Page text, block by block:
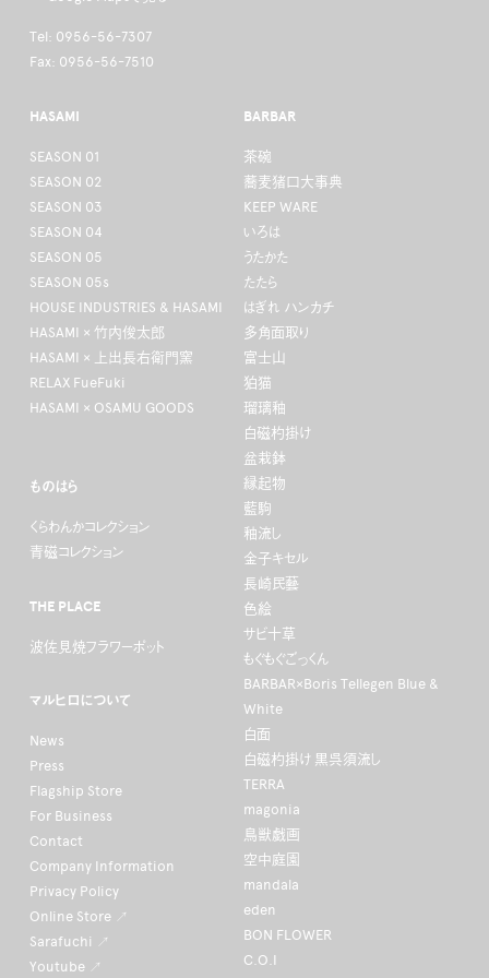
Tel: 0956-56-7307
Fax: 0956-56-7510
HASAMI
SEASON 01
SEASON 02
SEASON 03
SEASON 04
SEASON 05
SEASON 05s
HOUSE INDUSTRIES & HASAMI
HASAMI × 竹内俊太郎
HASAMI × 上出長右衛門窯
RELAX FueFuki
HASAMI × OSAMU GOODS
BARBAR
茶碗
蕎麦猪口大事典
KEEP WARE
いろは
うたかた
たたら
はぎれ ハンカチ
多角面取り
富士山
狛猫
瑠璃釉
白磁杓掛け
盆栽鉢
縁起物
藍駒
釉流し
金子キセル
長崎民藝
色絵
サビ十草
もぐもぐごっくん
BARBAR×Boris Tellegen Blue &
White
白面
白磁杓掛け 黒呉須流し
TERRA
magonia
鳥獣戯画
空中庭園
mandala
eden
BON FLOWER
C.O.I
ものはら
くらわんかコレクション
青磁コレクション
THE PLACE
波佐見焼フラワーポット
マルヒロについて
News
Press
Flagship Store
For Business
Contact
Company Information
Privacy Policy
Online Store ↗
Sarafuchi ↗
Youtube ↗